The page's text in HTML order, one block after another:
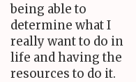
being able to
determine what I
really want to do in
life and having the
resources to do it.